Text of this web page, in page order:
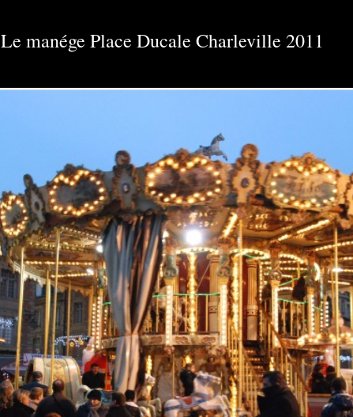
Le manége Place Ducale Charleville 2011